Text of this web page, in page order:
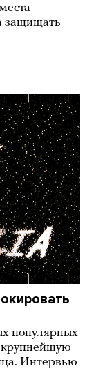
защищать
популярных
крупнейшую
Интервью